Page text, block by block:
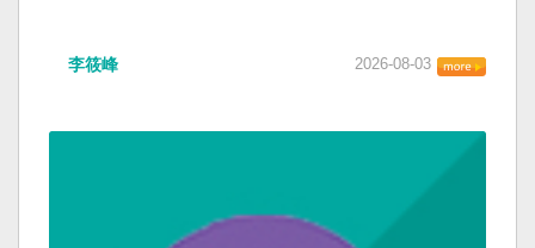
李筱峰 2026-08-03